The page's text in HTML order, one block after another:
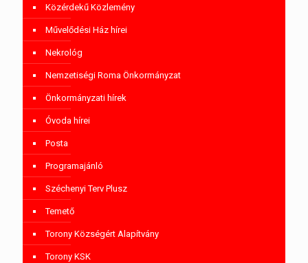
Közérdekű Közlemény
Művelődési Ház hírei
Nekrológ
Nemzetiségi Roma Önkormányzat
Önkormányzati hírek
Óvoda hírei
Posta
Programajánló
Széchenyi Terv Plusz
Temető
Torony Községért Alapítvány
Torony KSK